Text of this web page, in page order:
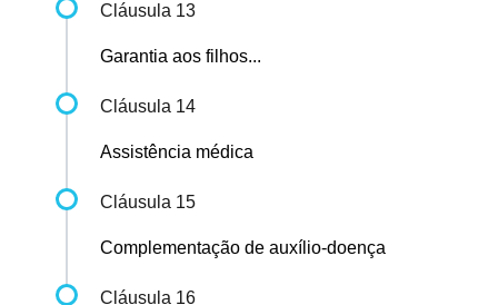
Cláusula 13
Garantia aos filhos...
Cláusula 14
Assistência médica
Cláusula 15
Complementação de auxílio-doença
Cláusula 16